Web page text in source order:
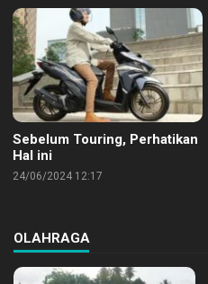
Sebelum Touring, Perhatikan
Hal ini
24/06/2024 12:17
OLAHRAGA